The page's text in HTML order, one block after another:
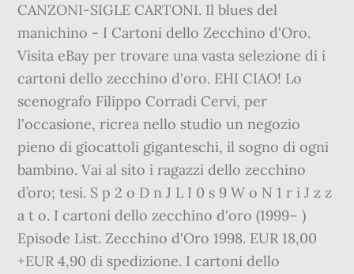
CANZONI-SIGLE CARTONI. Il blues del
manichino - I Cartoni dello Zecchino d'Oro.
Visita eBay per trovare una vasta selezione di i
cartoni dello zecchino d'oro. EHI CIAO! Lo
scenografo Filippo Corradi Cervi, per
l'occasione, ricrea nello studio un negozio
pieno di giocattoli giganteschi, il sogno di ogni
bambino. Vai al sito i ragazzi dello zecchino
d’oro; tesi. S p 2 o D n J L I 0 s 9 W o N 1 r i J z z
a t o. I cartoni dello zecchino d'oro (1999– )
Episode List. Zecchino d'Oro 1998. EUR 18,00
+EUR 4,90 di spedizione. I cartoni dello